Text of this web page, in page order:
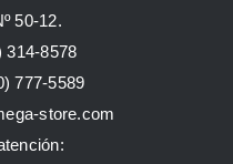
50-12.
314-8578
777-5589
store.com